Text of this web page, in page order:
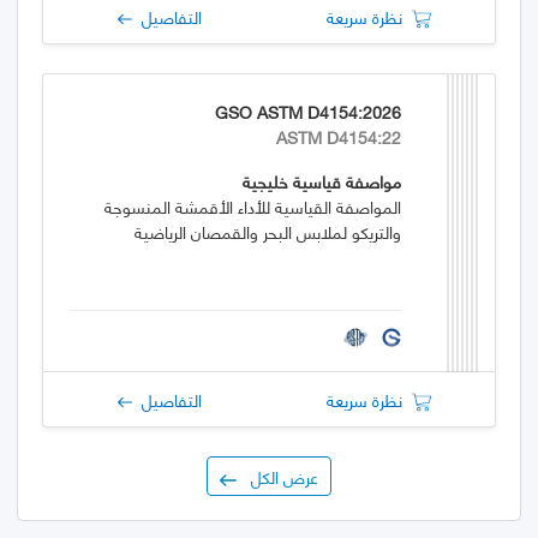
نظرة سريعة التفاصيل
GSO ASTM D4154:2026
ASTM D4154:22
مواصفة قياسية خليجية
المواصفة القياسية للأداء الأقمشة المنسوجة
والتريكو لملابس البحر والقمصان الرياضية
نظرة سريعة التفاصيل
عرض الكل